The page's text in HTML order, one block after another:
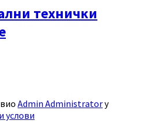
технички
Admin Administratorу
услови